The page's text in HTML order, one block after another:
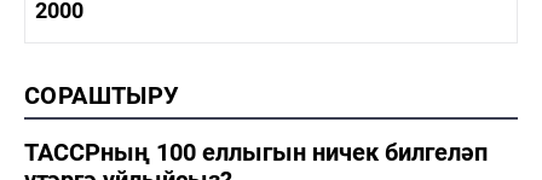
1990-2000 мәдәният
2000
2000 сәнәгать
2000 мәдәният
СОРАШТЫРУ
ТАССРның 100 еллыгын ничек билгеләп